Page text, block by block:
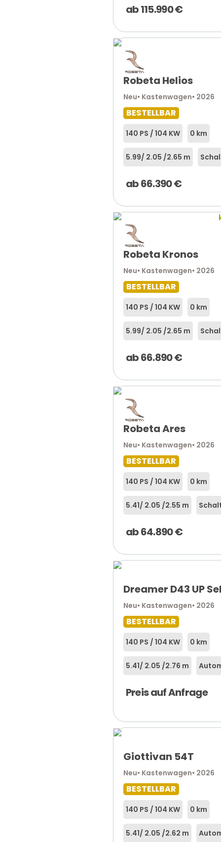
ab115.990€
Robeta Helios
Neu• Kastenwagen• 2026
BESTELLBAR
140 PS / 104 KW 0 km
5.99/ 2.05 /2.65 m
ab66.390€
Robeta Kronos
Neu• Kastenwagen• 2026
BESTELLBAR
140 PS / 104 KW 0 km
5.99/ 2.05 /2.65 m
ab66.890€
Robeta Ares
Neu• Kastenwagen• 2026
BESTELLBAR
140 PS / 104 KW 0 km
5.41/ 2.05 /2.55 m
ab64.890€
Dreamer D43 UP
Neu• Kastenwagen• 2026
BESTELLBAR
140 PS / 104 KW 0 km
5.41/ 2.05 /2.76 m
Preis auf Anfrage
Giottivan 54T
Neu• Kastenwagen• 2026
BESTELLBAR
140 PS / 104 KW 0 km
5.41/ 2.05 /2.62 m